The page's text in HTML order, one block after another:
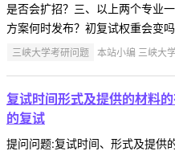
是否会扩招？三、以上两个专业
方案何时发布？初复试权重会变
三峡大学考研问题 本站小编 三峡大
复试时间形式及提供的材料
的复试
提问问题:复试时间、形式及提供